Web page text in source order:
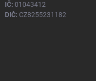
IČ: 01043412
DIČ: CZ8255231182